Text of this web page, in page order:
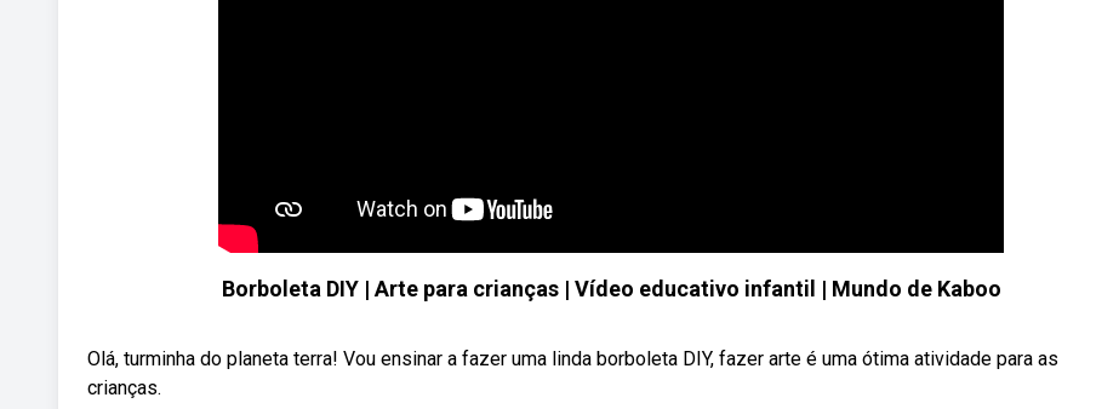
Borboleta DIY | Arte para crianças | Vídeo educativo infantil | Mundo de Kaboo
Olá, turminha do planeta terra! Vou ensinar a fazer uma linda borboleta DIY, fazer arte é uma ótima atividade para as
crianças.